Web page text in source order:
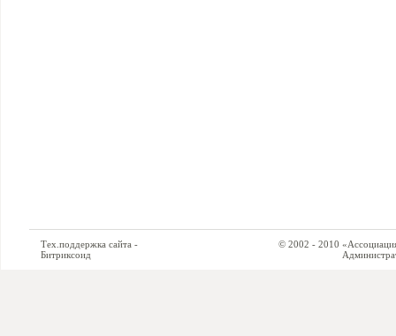
Тех.поддержка сайта -
Битриксоид
© 2002 - 2010 «Ассоциация